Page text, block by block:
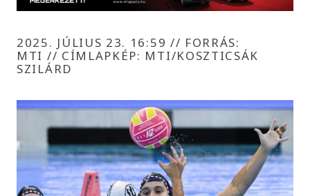
2025. JÚLIUS 23. 16:59 // FORRÁS:
MTI // CÍMLAPKÉP: MTI/KOSZTICSÁK
SZILÁRD